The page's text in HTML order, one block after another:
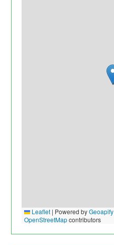
Leaflet | Powered byGeoapify
OpenStreetMapcontributors